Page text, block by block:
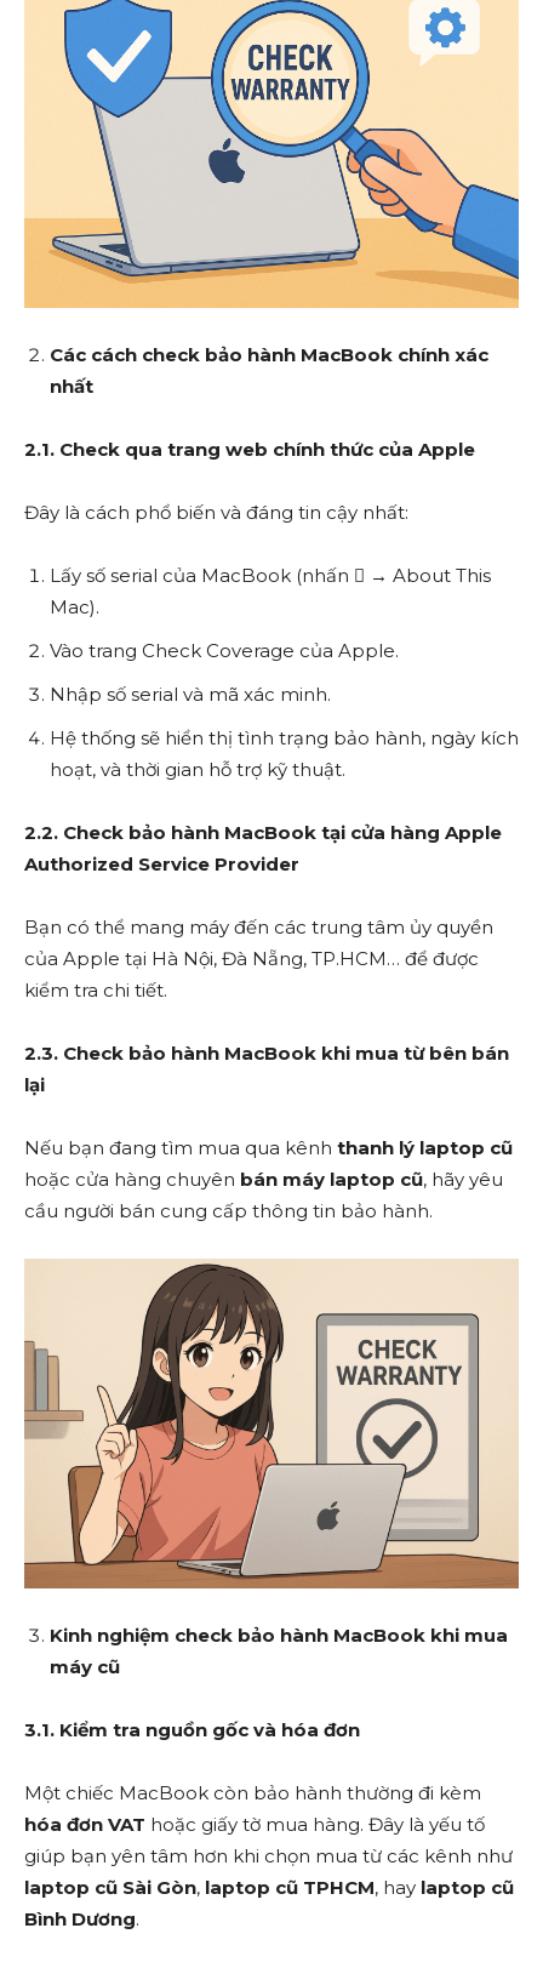
Các cách check bảo hành MacBook chính xác
nhất
2.1. Check qua trang web chính thức của Apple
Đây là cách phổ biến và đáng tin cậy nhất:
Lấy số serial của MacBook (nhấn  → About This
Mac).
Vào trang Check Coverage của Apple.
Nhập số serial và mã xác minh.
Hệ thống sẽ hiển thị tình trạng bảo hành, ngày kích
hoạt, và thời gian hỗ trợ kỹ thuật.
2.2. Check bảo hành MacBook tại cửa hàng Apple
Authorized Service Provider
Bạn có thể mang máy đến các trung tâm ủy quyền
của Apple tại Hà Nội, Đà Nẵng, TP.HCM… để được
kiểm tra chi tiết.
2.3. Check bảo hành MacBook khi mua từ bên bán
lại
Nếu bạn đang tìm mua qua kênh thanh lý laptop cũ
hoặc cửa hàng chuyên bán máy laptop cũ, hãy yêu
cầu người bán cung cấp thông tin bảo hành.
Kinh nghiệm check bảo hành MacBook khi mua
máy cũ
3.1. Kiểm tra nguồn gốc và hóa đơn
Một chiếc MacBook còn bảo hành thường đi kèm
hóa đơn VAT hoặc giấy tờ mua hàng. Đây là yếu tố
giúp bạn yên tâm hơn khi chọn mua từ các kênh như
laptop cũ Sài Gòn, laptop cũ TPHCM, hay laptop cũ
Bình Dương.